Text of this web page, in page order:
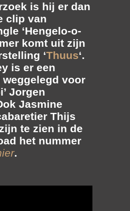
is hij er dan
clip van
‘Hengelo-o-
komt uit zijn
‘Thuus‘.
is er een
voor
Jorgen
Jasmine
Thijs
te zien in de
het nummer
.